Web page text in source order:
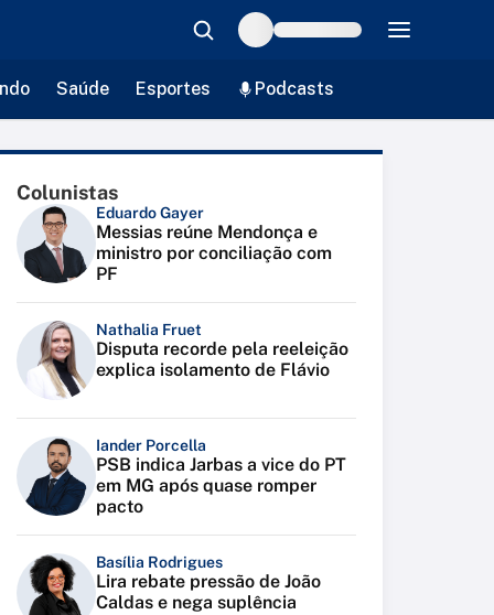
Saúde Esportes Podcasts
Colunistas
Eduardo Gayer
Messias reúne Mendonça e
ministro por conciliação com
PF
Nathalia Fruet
Disputa recorde pela reeleição
explica isolamento de Flávio
Iander Porcella
PSB indica Jarbas a vice do PT
em MG após quase romper
pacto
Basília Rodrigues
Lira rebate pressão de João
Caldas e nega suplência